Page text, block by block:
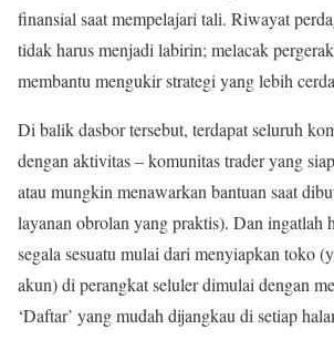
finansial saat mempelajari tali. Riwayat
tidak harus menjadi labirin; melacak
membantu mengukir strategi yang lebih
Di balik dasbor tersebut, terdapat seluruh
dengan aktivitas – komunitas trader yang
atau mungkin menawarkan bantuan saat
layanan obrolan yang praktis). Dan ingatlah
segala sesuatu mulai dari menyiapkan toko
akun) di perangkat seluler dimulai dengan
‘Daftar’ yang mudah dijangkau di setiap